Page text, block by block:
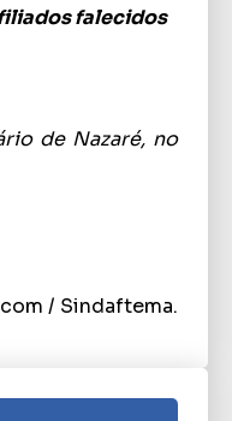
falecidos
de Nazaré, no
/ Sindaftema.